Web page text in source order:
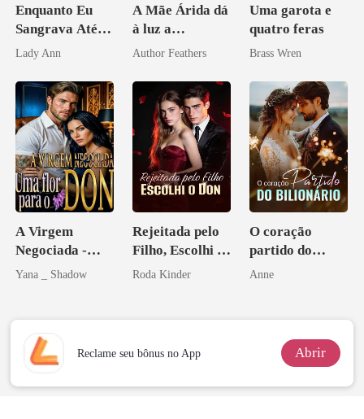
Enquanto Eu
Sangrava Até a
Morte, Ele
Lanternas Para
Ela
Lady Ann
A Mãe Árida dá
à luz a
Sextuplos ao
Author Feathers
Uma garota e
quatro feras
Brass Wren
A Virgem
Negociada -
Uma flor para o
Yana _ Shadow
Rejeitada pelo
Filho, Escolhi o
Don
Roda Kinder
O coração
partido do
bilionário
Anne
Reclame seu bônus no App Abrir